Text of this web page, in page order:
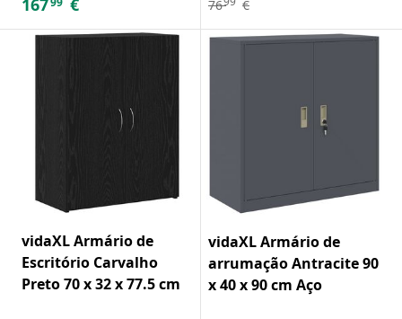
76 €
vidaXL Armário de
Escritório Carvalho
Preto 70 x 32 x 77.5 cm
vidaXL Armário de
arrumação Antracite 90
x 40 x 90 cm Aço